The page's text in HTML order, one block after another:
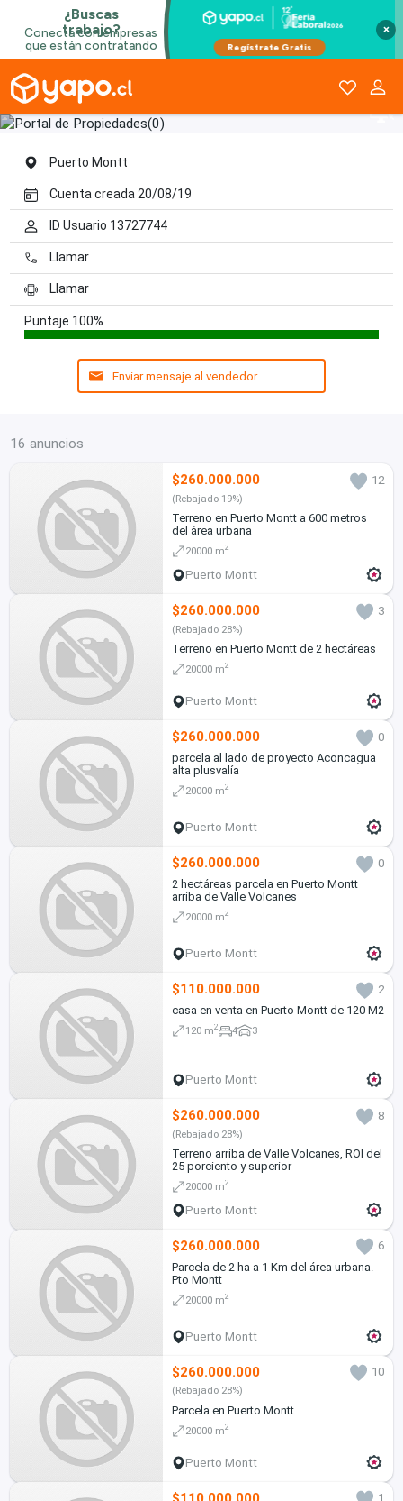
×
Portal de Propiedades
Puerto Montt
Cuenta creada 20/08/19
ID Usuario 13727744
Llamar
Llamar
Puntaje 100%
Enviar mensaje al vendedor
16 anuncios
$260.000.000 12
(Rebajado 19%)
Terreno en Puerto Montt a 600 metros
del área urbana
20000 m2
Puerto Montt
$260.000.000 3
(Rebajado 28%)
Terreno en Puerto Montt de 2 hectáreas
20000 m2
Puerto Montt
$260.000.000
0
parcela al lado de proyecto Aconcagua
alta plusvalía
20000 m2
Puerto Montt
$260.000.000
0
2 hectáreas parcela en Puerto Montt
arriba de Valle Volcanes
20000 m2
Puerto Montt
$110.000.000
2
casa en venta en Puerto Montt de 120 M2
120 m2 4 3
Puerto Montt
$260.000.000 8
(Rebajado 28%)
Terreno arriba de Valle Volcanes, ROI del
25 porciento y superior
20000 m2
Puerto Montt
$260.000.000
6
Parcela de 2 ha a 1 Km del área urbana.
Pto Montt
20000 m2
Puerto Montt
$260.000.000 10
(Rebajado 28%)
Parcela en Puerto Montt
20000 m2
Puerto Montt
1